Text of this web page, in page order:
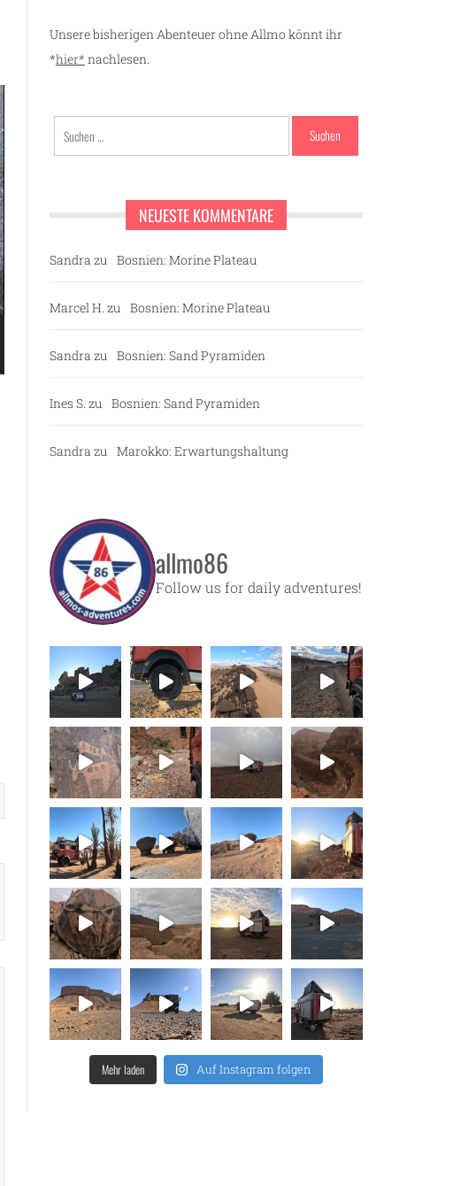
Unsere bisherigen Abenteuer ohne Allmo könnt ihr
*hier* nachlesen.
Suchen
nach:
NEUESTE KOMMENTARE
Sandra zu Bosnien: Morine Plateau
Marcel H. zu Bosnien: Morine Plateau
Sandra zu Bosnien: Sand Pyramiden
Ines S. zu Bosnien: Sand Pyramiden
Sandra zu Marokko: Erwartungshaltung
allmo86
Follow us for daily adventures!
Mehr laden Auf Instagram folgen